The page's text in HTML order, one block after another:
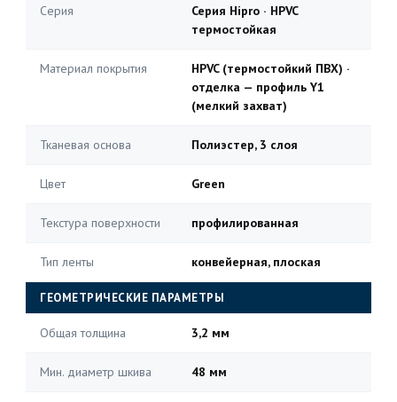
Серия
Серия Hipro · HPVC
термостойкая
Материал покрытия
HPVC (термостойкий ПВХ) ·
отделка — профиль Y1
(мелкий захват)
Тканевая основа Полиэстер, 3 слоя
Цвет Green
Текстура поверхности профилированная
Тип ленты конвейерная, плоская
ГЕОМЕТРИЧЕСКИЕ ПАРАМЕТРЫ
Общая толщина 3,2 мм
Мин. диаметр шкива 48 мм